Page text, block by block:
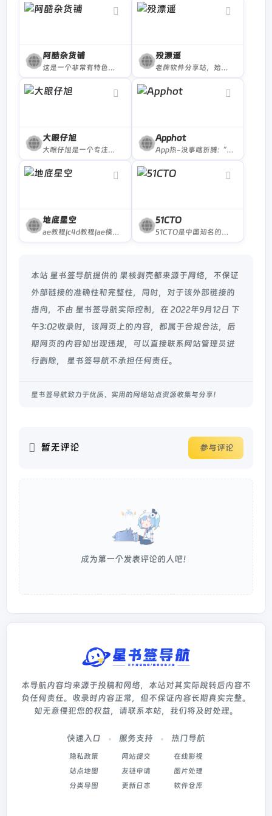
阿酷杂货铺
这是一个非常有特色的电脑爱好者网站，专注于推荐优秀软件、APP应用和互联网资源和技术教程，是电脑爱好者最佳的软件下载和学习交流场所，阿酷杂货铺让每一个用户都感受到互联网上一切美好事物，享受科技带来的乐趣。
殁漂遥
老牌软件分享站，始于2010年，专注绿色便携软件，汇集全网优秀软件，竭尽全力让你免费使用正版软件
大眼仔旭
大眼仔旭是一个专注分享开源软件、免费商用字体、视频剪辑工具及办公效率资源的平台。提供高清录屏软件、思维导图模板、PDF处理工具等实用资源，所有内容免费获取，适合创作者、设计师与职场人士使用。
Apphot
App热-没事瞎折腾:“有理想,有情怀”
地底星空
ae教程|c4d教程|ae模板|地底星空|didixk|相册|cinema 4d|中文教程|实拍素材|特效合成|adobe cc|ae预设|插件下载|包装视频|后期制作|影视特效|中国电视|3d模型|音乐素材|样片欣赏|fcpx资源|企业宣传|片头动画|d站|2016|autodesk|mocha|
51CTO
51CTO是中国知名的数字化人才学习平台和技术社区，以服务一亿数字化人才职业成长为己任，对中国数千万数字化人才拥有强大的影响力和服务能力。
本站 星书签导航提供的 果核剥壳都来源于网络，不保证
外部链接的准确性和完整性，同时，对于该外部链接的
指向，不由 星书签导航实际控制，在 2022年9月12日 下
午3:02收录时，该网页上的内容，都属于合规合法，后
期网页的内容如出现违规，可以直接联系网站管理员进
行删除， 星书签导航不承担任何责任。
星书签导航致力于优质、实用的网络站点资源收集与分享！
暂无评论 参与评论
成为第一个发表评论的人吧！
本导航内容均来源于投稿和网络，本站对其实际跳转后内容不
负任何责任。收录时内容正常，但不保证内容长期真实完整。
如无意侵犯您的权益，请联系本站，我们将及时处理。
快速入口
隐私政策
站点地图
分类导图
服务支持
网站提交
友链申请
更新日志
热门导航
在线影视
图片处理
软件仓库